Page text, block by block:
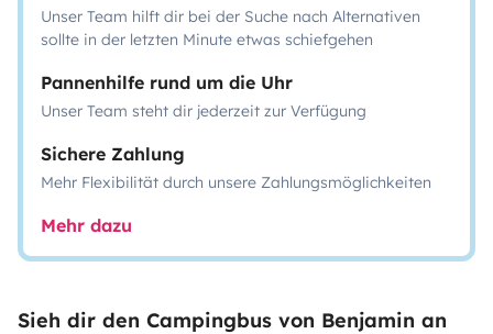
Unser Team hilft dir bei der Suche nach Alternativen
sollte in der letzten Minute etwas schiefgehen
Pannenhilfe rund um die Uhr
Unser Team steht dir jederzeit zur Verfügung
Sichere Zahlung
Mehr Flexibilität durch unsere Zahlungsmöglichkeiten
Mehr dazu
Sieh dir den Campingbus von Benjamin an